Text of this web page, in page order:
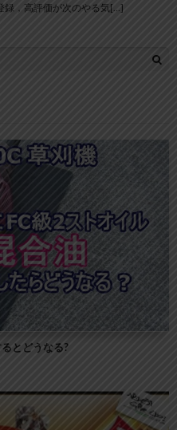
録，高評価が次のやる気[…]
とどうなる?